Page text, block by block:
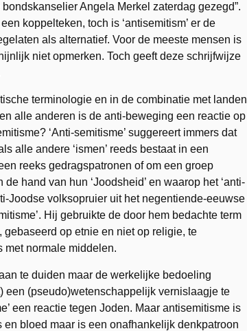
Angela Merkel zaterdag gezegd”.
koppelteken, toch is ‘antisemitism’ er de
als alternatief. Voor de meeste mensen is
niet opmerken. Toch geeft deze schrijfwijze
terminologie en in de combinatie met landen
alle anderen is de anti-beweging een reactie op
‘Anti-semitisme’ suggereert immers dat
alle andere ‘ismen’ reeds bestaat in een
reeks gedragspatronen of om een groep
hand van hun ‘Joodsheid’ en waarop het ‘anti-
Joodse volksopruier uit het negentiende-eeuwse
Hij gebruikte de door hem bedachte term
op etnie en niet op religie, te
met normale middelen.
te duiden maar de werkelijke bedoeling
een (pseudo)wetenschappelijk vernislaagje te
een reactie tegen Joden. Maar antisemitisme is
bloed maar is een onafhankelijk denkpatroon